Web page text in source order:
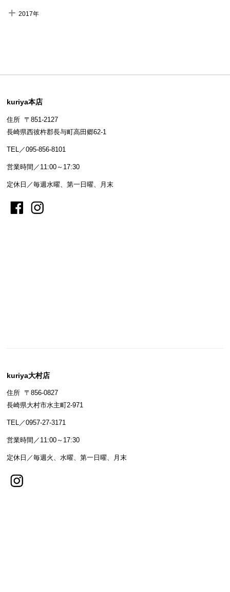
2017年
kuriya本店
住所 〒851-2127
長崎県西彼杵郡長与町高田郷62-1
TEL／095-856-8101
営業時間／11:00～17:30
定休日／毎週水曜、第一日曜、月末
kuriya大村店
住所 〒856-0827
長崎県大村市水主町2-971
TEL／0957-27-3171
営業時間／11:00～17:30
定休日／毎週火、水曜、第一日曜、月末